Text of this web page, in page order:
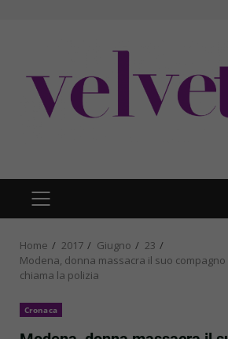
PRIMARY
MENU
Home 2017 Giugno
23
Modena, donna massacra il suo compagno
chiama la polizia
Cronaca